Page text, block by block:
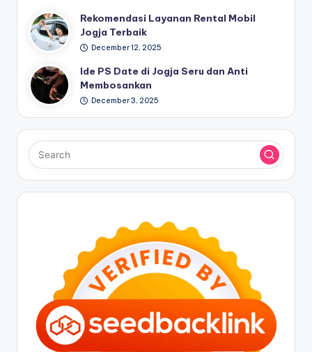
Rekomendasi Layanan Rental Mobil
Jogja Terbaik
December 12, 2025
Ide PS Date di Jogja Seru dan Anti
Membosankan
December 3, 2025